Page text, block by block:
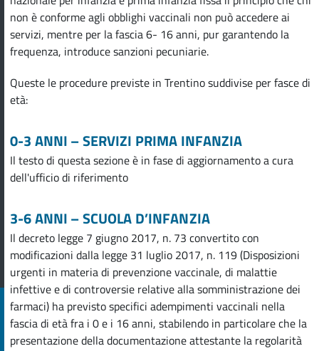
non è conforme agli obblighi vaccinali non può accedere ai
servizi, mentre per la fascia 6- 16 anni, pur garantendo la
frequenza, introduce sanzioni pecuniarie.
Queste le procedure previste in Trentino suddivise per fasce di
età:
0-3 ANNI – SERVIZI PRIMA INFANZIA
Il testo di questa sezione è in fase di aggiornamento a cura
dell'ufficio di riferimento
3-6 ANNI – SCUOLA D’INFANZIA
Il decreto legge 7 giugno 2017, n. 73 convertito con
modificazioni dalla legge 31 luglio 2017, n. 119 (Disposizioni
urgenti in materia di prevenzione vaccinale, di malattie
infettive e di controversie relative alla somministrazione dei
farmaci) ha previsto specifici adempimenti vaccinali nella
fascia di età fra i 0 e i 16 anni, stabilendo in particolare che la
presentazione della documentazione attestante la regolarità